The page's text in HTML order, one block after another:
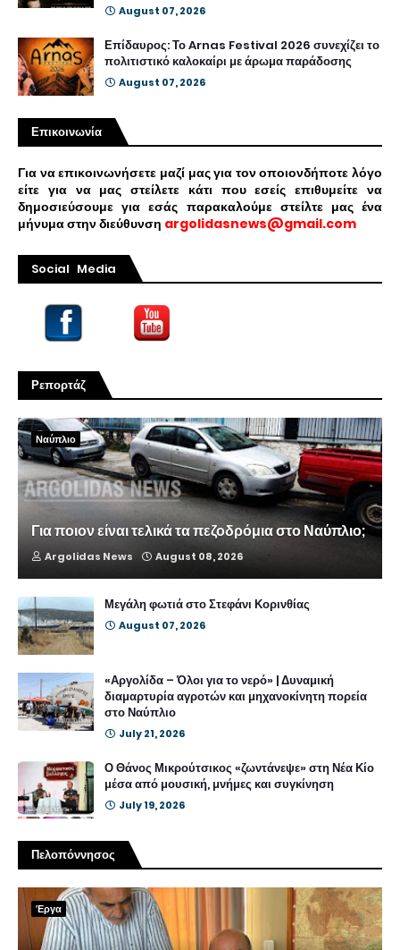
August 07, 2026
Επίδαυρος: Το Arnas Festival 2026 συνεχίζει το
πολιτιστικό καλοκαίρι με άρωμα παράδοσης
August 07, 2026
Επικοινωνία
Για να επικοινωνήσετε μαζί μας για τον οποιονδήποτε λόγο
είτε για να μας στείλετε κάτι που εσείς επιθυμείτε να
δημοσιεύσουμε για εσάς παρακαλούμε στείλτε μας ένα
μήνυμα στην διεύθυνση argolidasnews@gmail.com
Social Media
Ρεπορτάζ
Ναύπλιο
Για ποιον είναι τελικά τα πεζοδρόμια στο Ναύπλιο;
Argolidas News August 08, 2026
Μεγάλη φωτιά στο Στεφάνι Κορινθίας
August 07, 2026
«Αργολίδα – Όλοι για το νερό» | Δυναμική
διαμαρτυρία αγροτών και μηχανοκίνητη πορεία
στο Ναύπλιο
July 21, 2026
Ο Θάνος Μικρούτσικος «ζωντάνεψε» στη Νέα Κίο
μέσα από μουσική, μνήμες και συγκίνηση
July 19, 2026
Πελοπόννησος
Έργα